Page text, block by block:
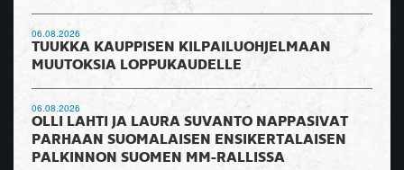
06.08.2026
TUUKKA KAUPPISEN KILPAILUOHJELMAAN
MUUTOKSIA LOPPUKAUDELLE
06.08.2026
OLLI LAHTI JA LAURA SUVANTO NAPPASIVAT
PARHAAN SUOMALAISEN ENSIKERTALAISEN
PALKINNON SUOMEN MM-RALLISSA